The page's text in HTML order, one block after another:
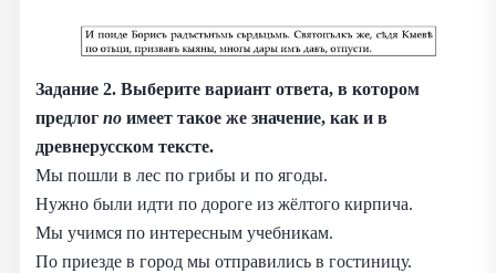
Задание 2. Выберите вариант ответа, в котором
предлог по имеет такое же значение, как и в
древнерусском тексте.
Мы пошли в лес по грибы и по ягоды.
Нужно были идти по дороге из жёлтого кирпича.
Мы учимся по интересным учебникам.
По приезде в город мы отправились в гостиницу.